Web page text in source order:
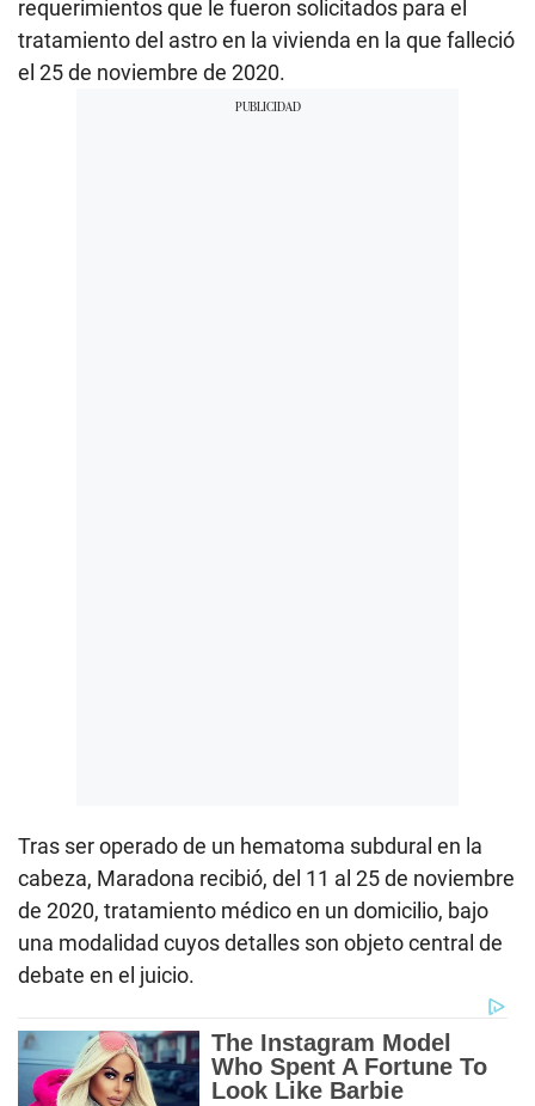
requerimientos que le fueron solicitados para el
tratamiento del astro en la vivienda en la que falleció
el 25 de noviembre de 2020.
Tras ser operado de un hematoma subdural en la
cabeza, Maradona recibió, del 11 al 25 de noviembre
de 2020, tratamiento médico en un domicilio, bajo
una modalidad cuyos detalles son objeto central de
debate en el juicio.